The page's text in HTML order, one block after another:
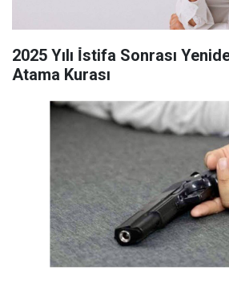
2025 Yılı İ̇stifa Sonrası
Atama Kurası